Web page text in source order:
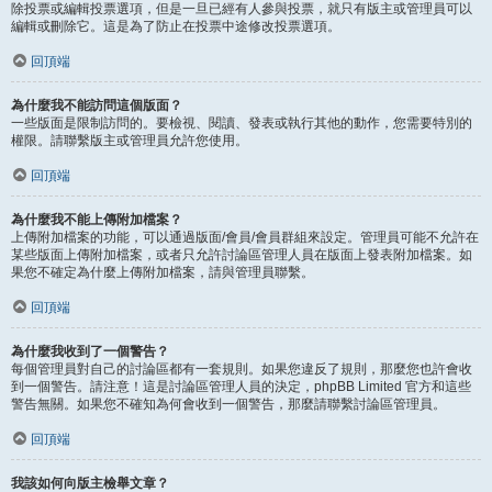
除投票或編輯投票選項，但是一旦已經有人參與投票，就只有版主或管理員可以
編輯或刪除它。這是為了防止在投票中途修改投票選項。
回頂端
為什麼我不能訪問這個版面？
一些版面是限制訪問的。要檢視、閱讀、發表或執行其他的動作，您需要特別的
權限。請聯繫版主或管理員允許您使用。
回頂端
為什麼我不能上傳附加檔案？
上傳附加檔案的功能，可以通過版面/會員/會員群組來設定。管理員可能不允許在
某些版面上傳附加檔案，或者只允許討論區管理人員在版面上發表附加檔案。如
果您不確定為什麼上傳附加檔案，請與管理員聯繫。
回頂端
為什麼我收到了一個警告？
每個管理員對自己的討論區都有一套規則。如果您違反了規則，那麼您也許會收
到一個警告。請注意！這是討論區管理人員的決定，phpBB Limited 官方和這些
警告無關。如果您不確知為何會收到一個警告，那麼請聯繫討論區管理員。
回頂端
我該如何向版主檢舉文章？